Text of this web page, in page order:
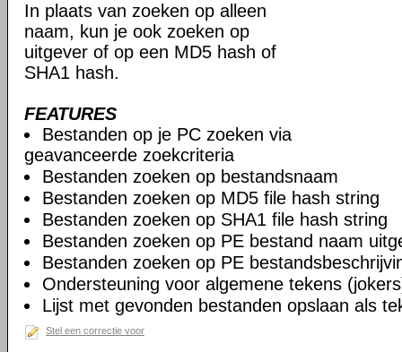
In plaats van zoeken op alleen
naam, kun je ook zoeken op
uitgever of op een MD5 hash of
SHA1 hash.
FEATURES
Bestanden op je PC zoeken via
geavanceerde zoekcriteria
Bestanden zoeken op bestandsnaam
Bestanden zoeken op MD5 file hash string
Bestanden zoeken op SHA1 file hash string
Bestanden zoeken op PE bestand naam
Bestanden zoeken op PE
Ondersteuning voor algemene tekens
Lijst met gevonden bestanden opslaan als
Stel een correctie voor